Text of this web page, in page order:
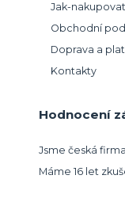
Jak-
Obchodní
Doprava a
Kontakty
Hodnocení
Jsme česká
Máme 16 let